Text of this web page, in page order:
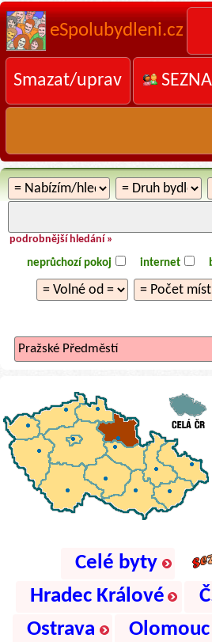
eSpolubydleni.cz
Smazat/uprav
podrobnější hledání »
neprůchozí pokoj internet
Celé byty
Hradec Králové
Ostrava
Olomouc